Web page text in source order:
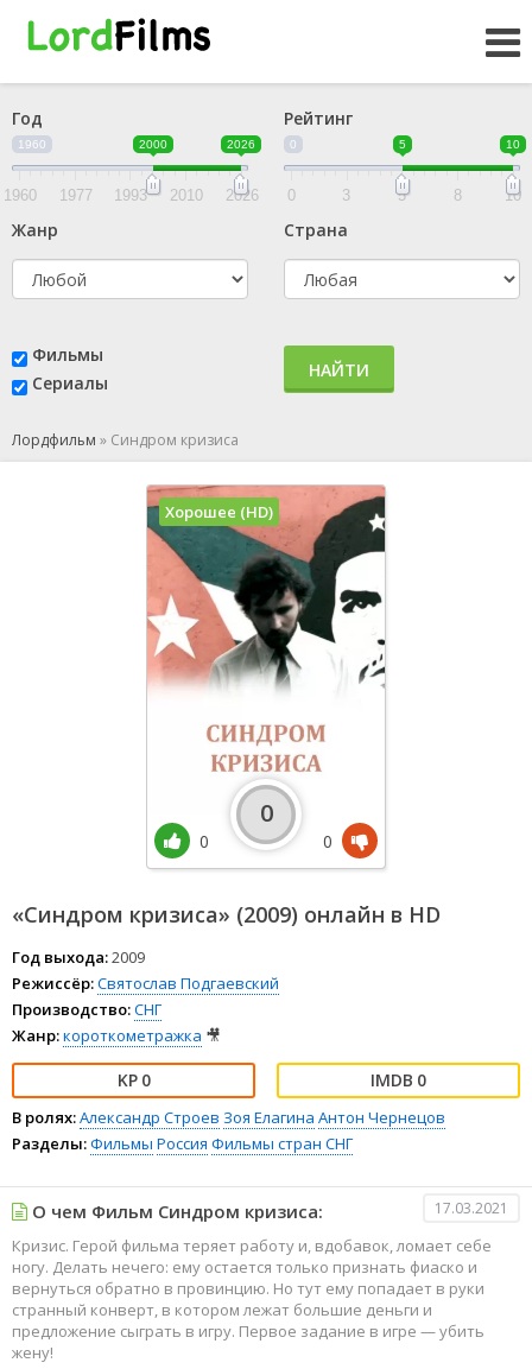
Год
1960 2000 2026
1960 1977 1993 2010 2026
Рейтинг
0 5 10
0 3 5 8 10
Жанр Страна
Фильмы
Сериалы
НАЙТИ
Лордфильм » Синдром кризиса
«Синдром кризиса» (2009) онлайн в HD
Год выхода:2009
Режиссёр:Святослав Подгаевский
Производство:СНГ
Жанр:короткометражка 🎥
0 0
В ролях:Александр Строев Зоя Елагина Антон Чернецов
Разделы:Фильмы Россия Фильмы стран СНГ
Хорошее (HD)
0
0
0
О чем Фильм Синдром кризиса: 17.03.2021
Кризис. Герой фильма теряет работу и, вдобавок, ломает себе
ногу. Делать нечего: ему остается только признать фиаско и
вернуться обратно в провинцию. Но тут ему попадает в руки
странный конверт, в котором лежат большие деньги и
предложение сыграть в игру. Первое задание в игре — убить
жену!